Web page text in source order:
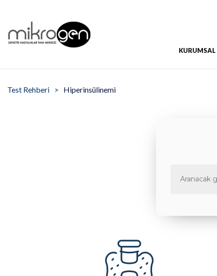
KURUMSAL
Test Rehberi Hiperinsülinemi